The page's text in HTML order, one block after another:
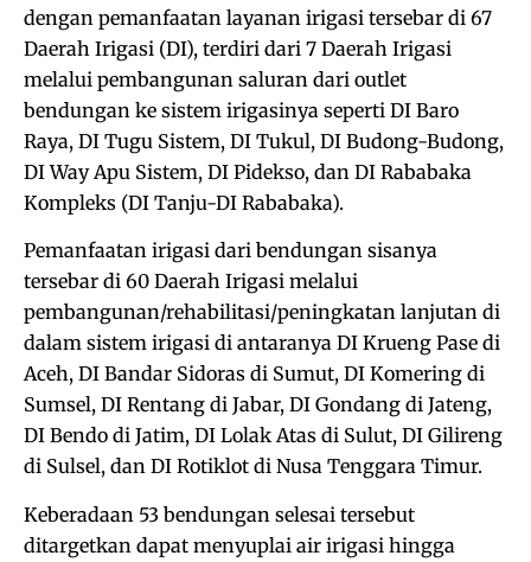
dengan pemanfaatan layanan irigasi tersebar di 67
Daerah Irigasi (DI), terdiri dari 7 Daerah Irigasi
melalui pembangunan saluran dari outlet
bendungan ke sistem irigasinya seperti DI Baro
Raya, DI Tugu Sistem, DI Tukul, DI Budong-Budong,
DI Way Apu Sistem, DI Pidekso, dan DI Rababaka
Kompleks (DI Tanju-DI Rababaka).
Pemanfaatan irigasi dari bendungan sisanya
tersebar di 60 Daerah Irigasi melalui
pembangunan/rehabilitasi/peningkatan lanjutan di
dalam sistem irigasi di antaranya DI Krueng Pase di
Aceh, DI Bandar Sidoras di Sumut, DI Komering di
Sumsel, DI Rentang di Jabar, DI Gondang di Jateng,
DI Bendo di Jatim, DI Lolak Atas di Sulut, DI Gilireng
di Sulsel, dan DI Rotiklot di Nusa Tenggara Timur.
Keberadaan 53 bendungan selesai tersebut
ditargetkan dapat menyuplai air irigasi hingga